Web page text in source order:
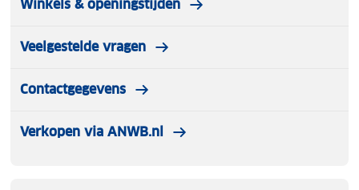
Winkels & openingstijden
Veelgestelde vragen
Contactgegevens
Verkopen via ANWB.nl